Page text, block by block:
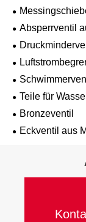
Absperrventil
Teile für
Bronzeventil
Eckventil aus